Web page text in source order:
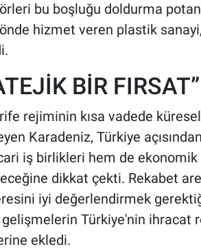
bu boşluğu doldurma
hizmet veren plastik
BİR FIRSAT”
rejiminin kısa vadede küresel
Karadeniz, Türkiye açısından
iş birlikleri hem de
dikkat çekti. Rekabet
iyi değerlendirmek
Türkiye'nin ihracat
ekledi.